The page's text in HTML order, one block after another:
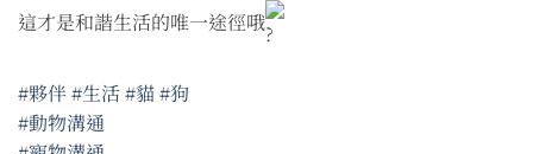
這才是和諧生活的唯一途徑哦
#夥伴#生活#貓#狗
#動物溝通